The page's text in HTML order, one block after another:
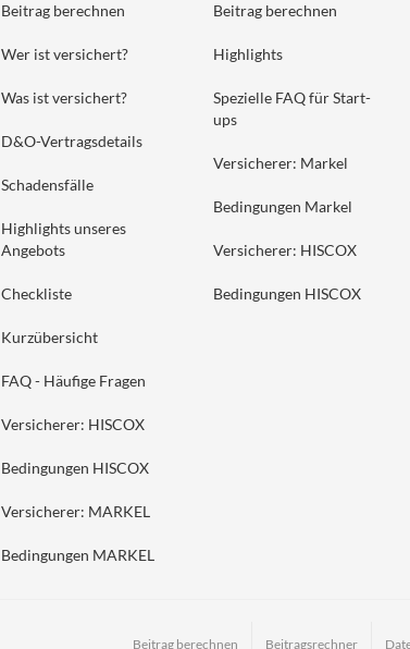
Beitrag berechnen
Wer ist versichert?
Was ist versichert?
D&O-Vertragsdetails
Schadensfälle
Highlights unseres
Angebots
Checkliste
Kurzübersicht
FAQ - Häufige Fragen
Versicherer: HISCOX
Bedingungen HISCOX
Versicherer: MARKEL
Bedingungen MARKEL
Beitrag berechnen
Highlights
Spezielle FAQ für Start-
ups
Versicherer: Markel
Bedingungen Markel
Versicherer: HISCOX
Bedingungen HISCOX
Beitrag berechnen Beitragsrechner